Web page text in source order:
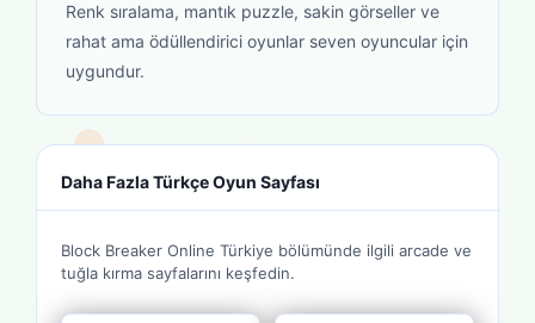
Renk sıralama, mantık puzzle, sakin görseller ve
rahat ama ödüllendirici oyunlar seven oyuncular için
uygundur.
Daha Fazla Türkçe Oyun Sayfası
Block Breaker Online Türkiye bölümünde ilgili arcade ve
tuğla kırma sayfalarını keşfedin.